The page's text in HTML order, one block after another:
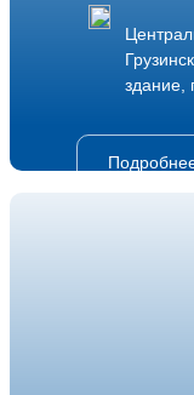
здание,